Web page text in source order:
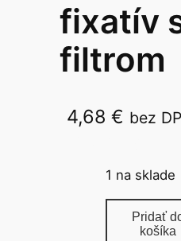
fixatív
filtrom
4,68€ bez
1 na sklade
Pridať
košíka